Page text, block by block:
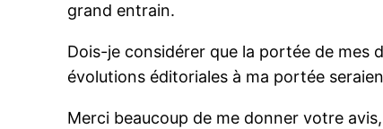
grand entrain.
Dois-je considérer que la portée de mes
évolutions éditoriales à ma portée
Merci beaucoup de me donner votre